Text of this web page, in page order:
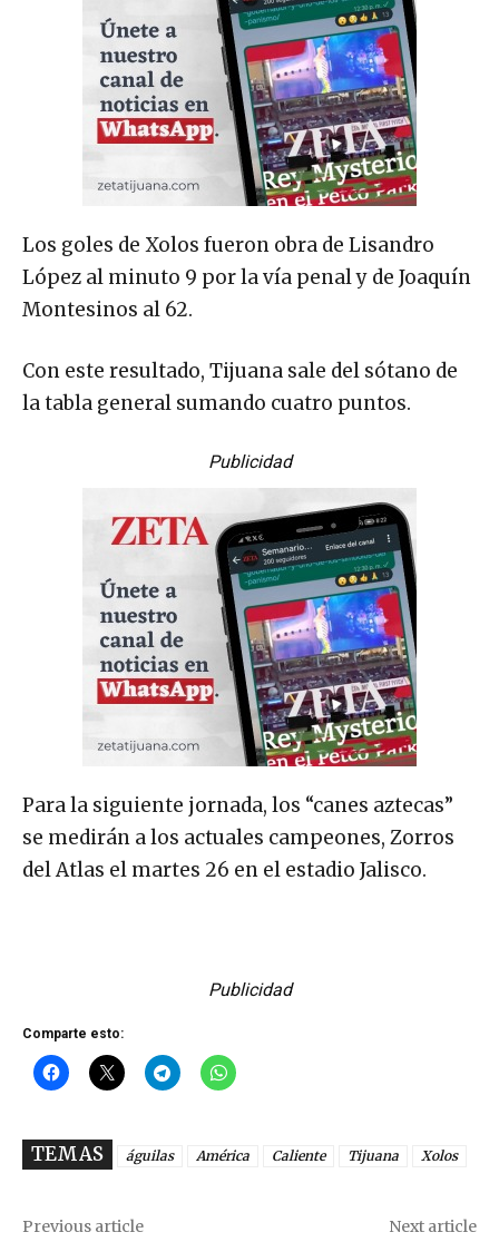
Los goles de Xolos fueron obra de Lisandro
López al minuto 9 por la vía penal y de Joaquín
Montesinos al 62.
Con este resultado, Tijuana sale del sótano de
la tabla general sumando cuatro puntos.
Publicidad
Para la siguiente jornada, los “canes aztecas”
se medirán a los actuales campeones, Zorros
del Atlas el martes 26 en el estadio Jalisco.
Publicidad
Comparte esto:
TEMAS águilas América Caliente Tijuana Xolos
Previous article Next article